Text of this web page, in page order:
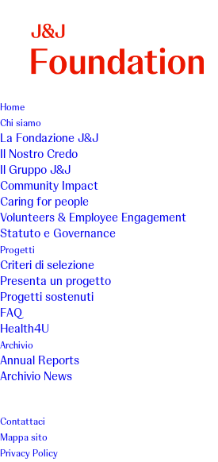
Home
Chi siamo
La Fondazione J&J
Il Nostro Credo
Il Gruppo J&J
Community Impact
Caring for people
Volunteers & Employee Engagement
Statuto e Governance
Progetti
Criteri di selezione
Presenta un progetto
Progetti sostenuti
FAQ
Health4U
Archivio
Annual Reports
Archivio News
Contattaci
Mappa sito
Privacy Policy
A Roma